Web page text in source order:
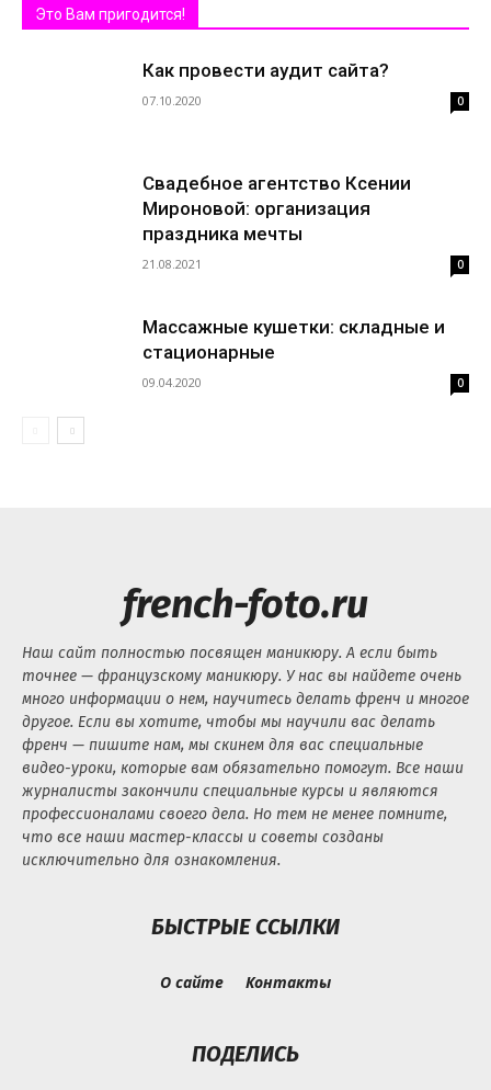
Это Вам пригодится!
Как провести аудит сайта?
07.10.2020 0
Свадебное агентство Ксении
Мироновой: организация
праздника мечты
21.08.2021 0
Массажные кушетки: складные и
стационарные
09.04.2020 0
french-foto.ru
Наш сайт полностью посвящен маникюру. А если быть
точнее — французскому маникюру. У нас вы найдете очень
много информации о нем, научитесь делать френч и многое
другое. Если вы хотите, чтобы мы научили вас делать
френч — пишите нам, мы скинем для вас специальные
видео-уроки, которые вам обязательно помогут. Все наши
журналисты закончили специальные курсы и являются
профессионалами своего дела. Но тем не менее помните,
что все наши мастер-классы и советы созданы
исключительно для ознакомления.
БЫСТРЫЕ ССЫЛКИ
О сайте Контакты
ПОДЕЛИСЬ